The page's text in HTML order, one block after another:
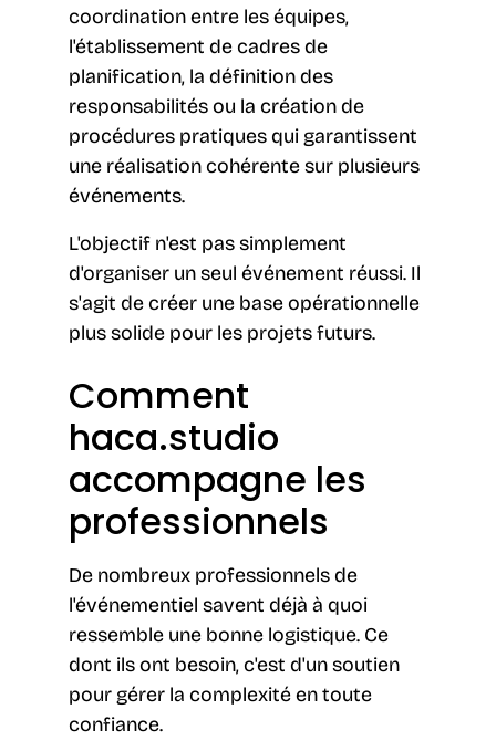
coordination entre les équipes,
l'établissement de cadres de
planification, la définition des
responsabilités ou la création de
procédures pratiques qui garantissent
une réalisation cohérente sur plusieurs
événements.
L'objectif n'est pas simplement
d'organiser un seul événement réussi. Il
s'agit de créer une base opérationnelle
plus solide pour les projets futurs.
Comment
haca.studio
accompagne les
professionnels
De nombreux professionnels de
l'événementiel savent déjà à quoi
ressemble une bonne logistique. Ce
dont ils ont besoin, c'est d'un soutien
pour gérer la complexité en toute
confiance.